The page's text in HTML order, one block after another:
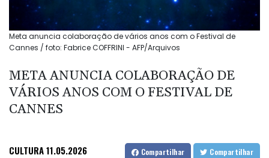
Meta anuncia colaboração de vários anos com o Festival de
Cannes / foto: Fabrice COFFRINI - AFP/Arquivos
META ANUNCIA COLABORAÇÃO DE
VÁRIOS ANOS COM O FESTIVAL DE
CANNES
CULTURA11.05.2026 Compartilhar Compartilhar